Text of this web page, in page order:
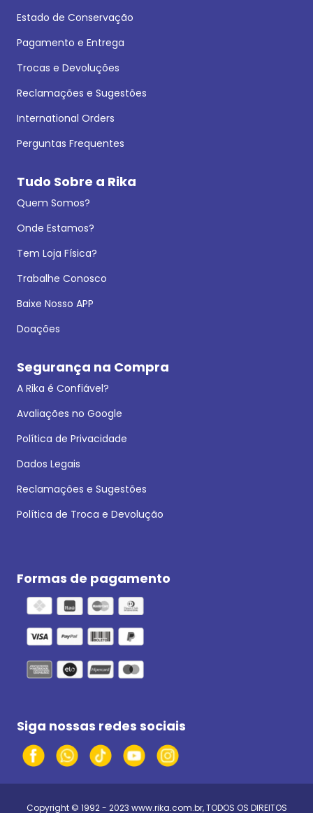
Estado de Conservação
Pagamento e Entrega
Trocas e Devoluções
Reclamações e Sugestões
International Orders
Perguntas Frequentes
Tudo Sobre a Rika
Quem Somos?
Onde Estamos?
Tem Loja Física?
Trabalhe Conosco
Baixe Nosso APP
Doações
Segurança na Compra
A Rika é Confiável?
Avaliações no Google
Política de Privacidade
Dados Legais
Reclamações e Sugestões
Política de Troca e Devolução
Formas de pagamento
Siga nossas redes sociais
Copyright © 1992 - 2023 www.rika.com.br, TODOS OS DIREITOS